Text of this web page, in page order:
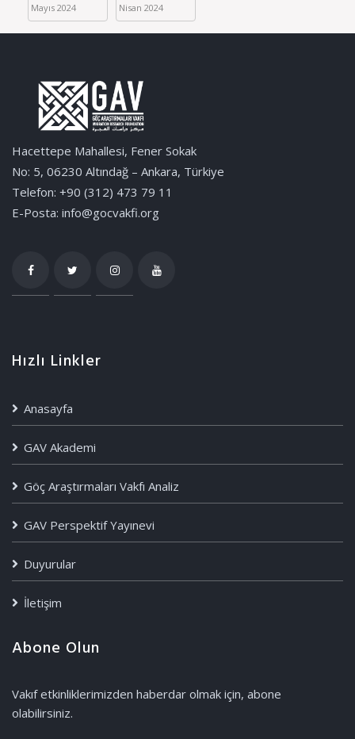
Mayıs 2024 Nisan 2024
Hacettepe Mahallesi, Fener Sokak
No: 5, 06230 Altındağ – Ankara, Türkiye
Telefon: +90 (312) 473 79 11
E-Posta: info@gocvakfi.org
Hızlı Linkler
Anasayfa
GAV Akademi
Göç Araştırmaları Vakfı Analiz
GAV Perspektif Yayınevi
Duyurular
İletişim
Abone Olun
Vakıf etkinliklerimizden haberdar olmak için, abone
olabilirsiniz.